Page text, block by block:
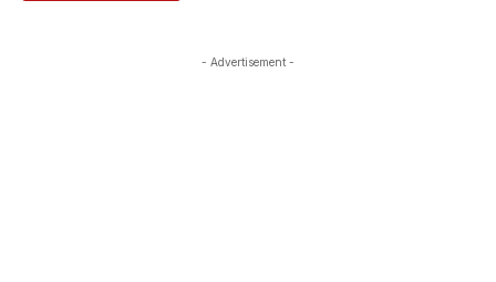
- Advertisement -